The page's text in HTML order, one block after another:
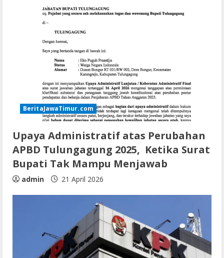
BeritaJawaTimur.com
Upaya Administratif atas Perubahan
APBD Tulungagung 2025, Ketika Surat
Bupati Tak Mampu Menjawab
admin 21 April 2026